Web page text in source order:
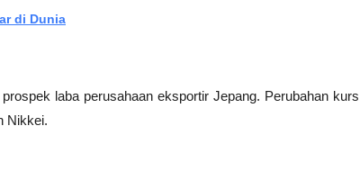
di Dunia
laba perusahaan eksportir Jepang. Perubahan kurs
Nikkei.